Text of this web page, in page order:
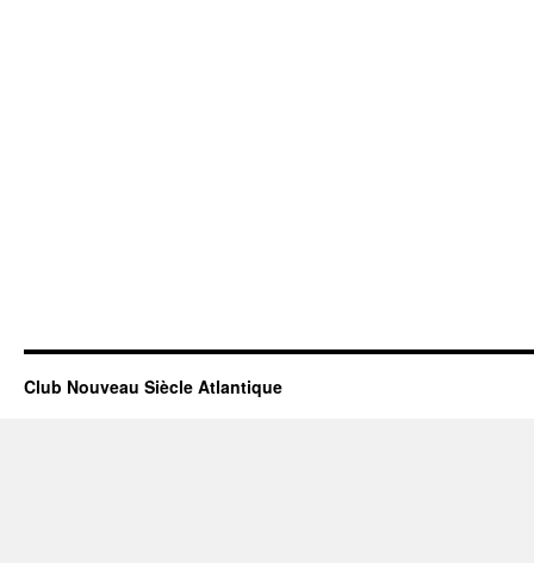
Club Nouveau Siècle Atlantique